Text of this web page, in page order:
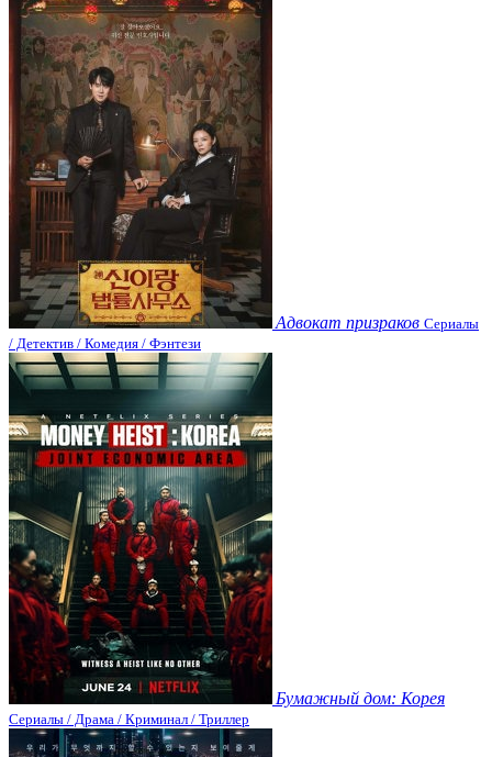
Адвокат призраков Сериалы
/ Детектив / Комедия / Фэнтези
Бумажный дом: Корея
Сериалы / Драма / Криминал / Триллер